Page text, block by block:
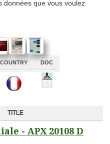
données que vous voulez
COUNTRY DOC
TITLE
- APX 20108 D